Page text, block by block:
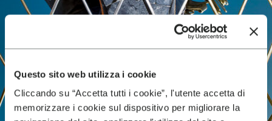
Questo sito web utilizza i cookie
Cliccando su “Accetta tutti i cookie”, l'utente accetta di
memorizzare i cookie sul dispositivo per migliorare la